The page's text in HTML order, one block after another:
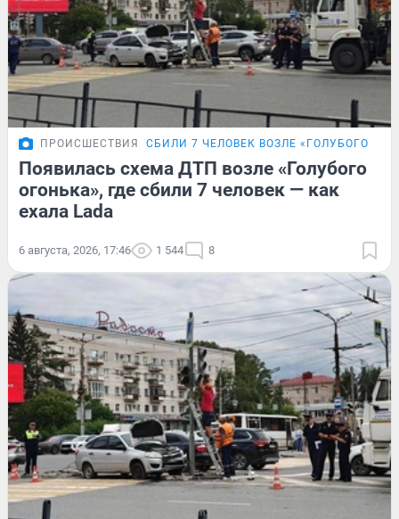
ПРОИСШЕСТВИЯ СБИЛИ 7 ЧЕЛОВЕК ВОЗЛЕ «ГОЛУБОГО
Появилась схема ДТП возле «Голубого
огонька», где сбили 7 человек — как
ехала Lada
6 августа, 2026, 17:46 1 544 8